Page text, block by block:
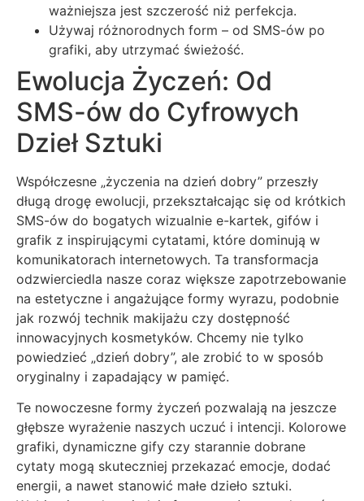
ważniejsza jest szczerość niż perfekcja.
Używaj różnorodnych form – od SMS-ów po
grafiki, aby utrzymać świeżość.
Ewolucja Życzeń: Od
SMS-ów do Cyfrowych
Dzieł Sztuki
Współczesne „życzenia na dzień dobry” przeszły
długą drogę ewolucji, przekształcając się od krótkich
SMS-ów do bogatych wizualnie e-kartek, gifów i
grafik z inspirującymi cytatami, które dominują w
komunikatorach internetowych. Ta transformacja
odzwierciedla nasze coraz większe zapotrzebowanie
na estetyczne i angażujące formy wyrazu, podobnie
jak rozwój technik makijażu czy dostępność
innowacyjnych kosmetyków. Chcemy nie tylko
powiedzieć „dzień dobry”, ale zrobić to w sposób
oryginalny i zapadający w pamięć.
Te nowoczesne formy życzeń pozwalają na jeszcze
głębsze wyrażenie naszych uczuć i intencji. Kolorowe
grafiki, dynamiczne gify czy starannie dobrane
cytaty mogą skuteczniej przekazać emocje, dodać
energii, a nawet stanowić małe dzieło sztuki.